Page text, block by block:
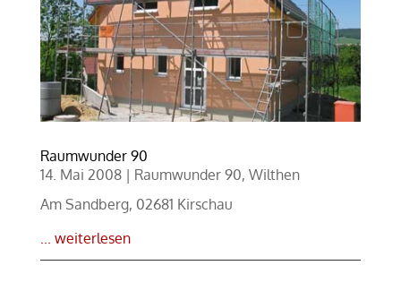
Raumwunder 90
14. Mai 2008| Raumwunder 90, Wilthen
Am Sandberg, 02681 Kirschau
... weiterlesen